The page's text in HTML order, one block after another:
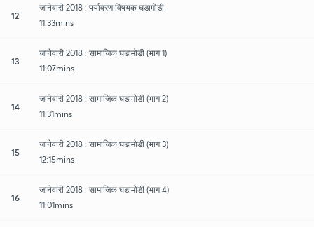
12
जानेवारी 2018 : पर्यावरण विषयक घडामोडी
11:33mins
13
जानेवारी 2018 : सामाजिक घडामोडी (भाग 1)
11:07mins
14
जानेवारी 2018 : सामाजिक घडामोडी (भाग 2)
11:31mins
15
जानेवारी 2018 : सामाजिक घडामोडी (भाग 3)
12:15mins
16
जानेवारी 2018 : सामाजिक घडामोडी (भाग 4)
11:01mins